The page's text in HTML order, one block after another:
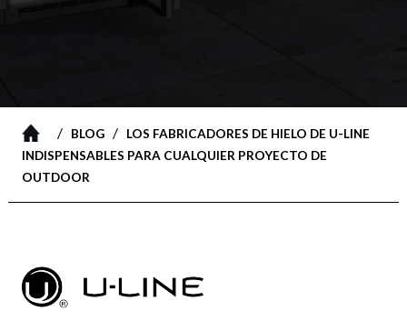
/ BLOG/
LOS FABRICADORES DE HIELO DE U-LINE
INDISPENSABLES PARA CUALQUIER PROYECTO DE
OUTDOOR